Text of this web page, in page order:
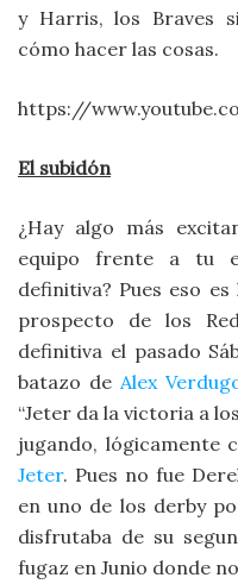
y Harris, los Braves
cómo hacer las cosas.
https://
El subidón
¿Hay algo más
equipo frente a tu
definitiva? Pues eso
prospecto de los
definitiva el pasado
batazo de Alex
“Jeter da la victoria a
jugando, lógicamente
Jeter. Pues no fue
en uno de los derby
disfrutaba de su
fugaz en Junio donde